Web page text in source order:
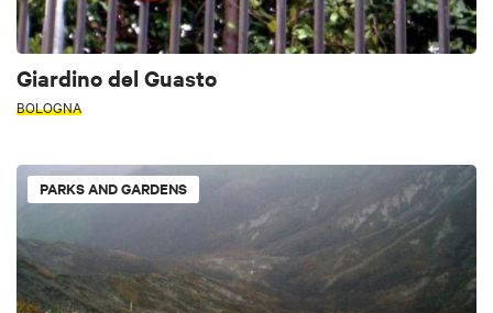
Giardino del Guasto
BOLOGNA
PARKS AND GARDENS